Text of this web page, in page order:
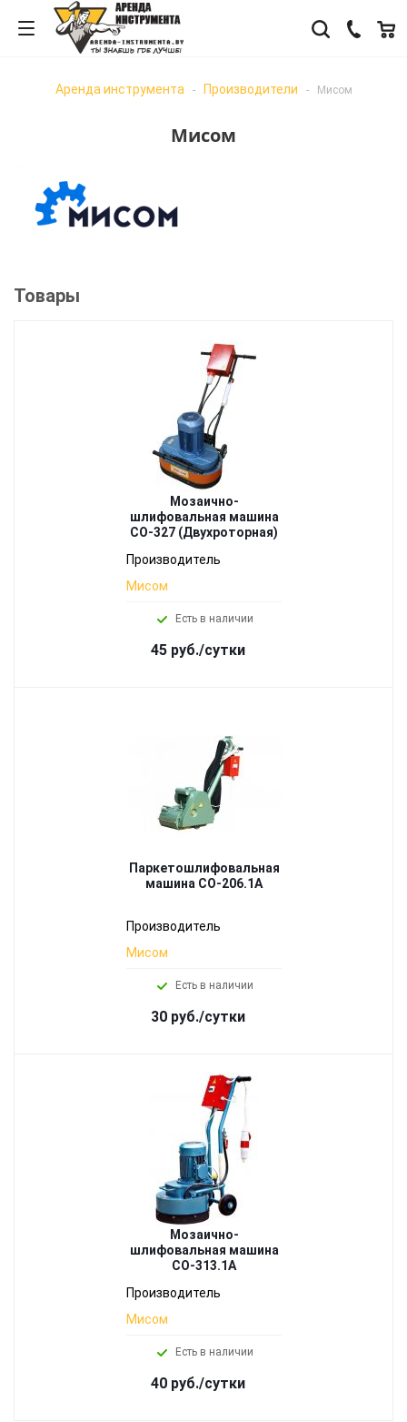
Аренда инструмента - Производители - Мисом
Мисом
Товары
Мозаично-
шлифовальная машина
СО-327 (Двухроторная)
Производитель
Мисом
Есть в наличии
45 руб./сутки
Паркетошлифовальная
машина СО-206.1А
Производитель
Мисом
Есть в наличии
30 руб./сутки
Мозаично-
шлифовальная машина
СО-313.1А
Производитель
Мисом
Есть в наличии
40 руб./сутки